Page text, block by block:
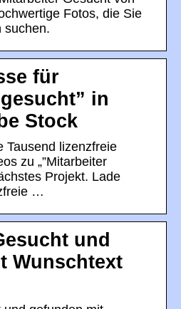
Fotos, die Sie
suchen.
für
in
Stock
Tausend lizenzfreie
zu „”Mitarbeiter
Projekt. Lade
…
und
Wunschtext